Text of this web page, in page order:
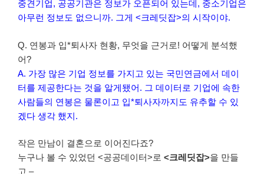
중견기업, 공공기관은 정보가 오픈되어 있는데, 중소기업은
아무런 정보도 없으니까. 그게 <크레딧잡>의 시작이야.
Q. 연봉과 입*퇴사자 현황, 무엇을 근거로! 어떻게 분석했
어?
A. 가장 많은 기업 정보를 가지고 있는 국민연금에서 데이
터를 제공한다는 것을 알게됐어. 그 데이터로 기업에 속한
사람들의 연봉은 물론이고 입*퇴사자까지도 유추할 수 있
겠다 생각 했지.
작은 만남이 결혼으로 이어진다죠?
누구나 볼 수 있었던 <공공데이터>로 <크레딧잡>을 만들
고 –